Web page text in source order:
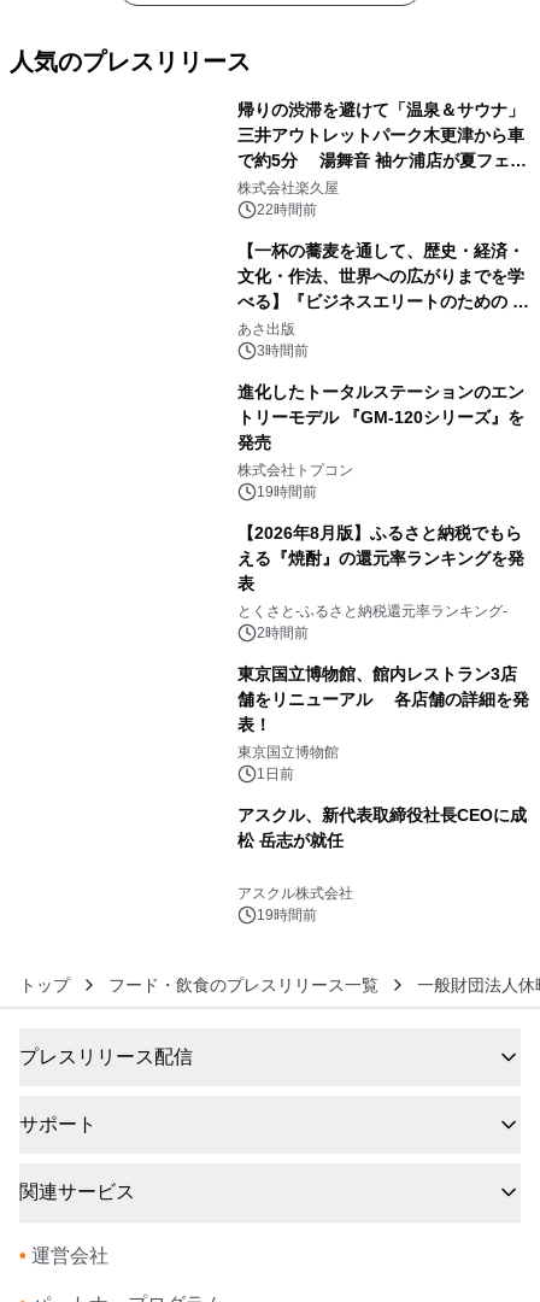
人気のプレスリリース
帰りの渋滞を避けて「温泉＆サウナ」
三井アウトレットパーク木更津から車
で約5分 湯舞音 袖ケ浦店が夏フェア
メニューを提供
株式会社楽久屋
22時間前
【一杯の蕎麦を通して、歴史・経済・
文化・作法、世界への広がりまでを学
べる】『ビジネスエリートのための 教
養としての蕎麦』2026年8月25日
（火）発売
あさ出版
3時間前
進化したトータルステーションのエン
トリーモデル 『GM-120シリーズ』を
発売
株式会社トプコン
19時間前
【2026年8月版】ふるさと納税でもら
える『焼酎』の還元率ランキングを発
表
とくさと-ふるさと納税還元率ランキング-
2時間前
東京国立博物館、館内レストラン3店
舗をリニューアル 各店舗の詳細を発
表！
東京国立博物館
1日前
アスクル、新代表取締役社長CEOに成
松 岳志が就任
アスクル株式会社
19時間前
トップ フード・飲食のプレスリリース一覧 一般財団法人休
プレスリリース配信
サポート
関連サービス
• 運営会社